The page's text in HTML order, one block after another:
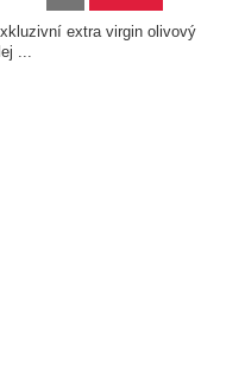
extra virgin olivový
...